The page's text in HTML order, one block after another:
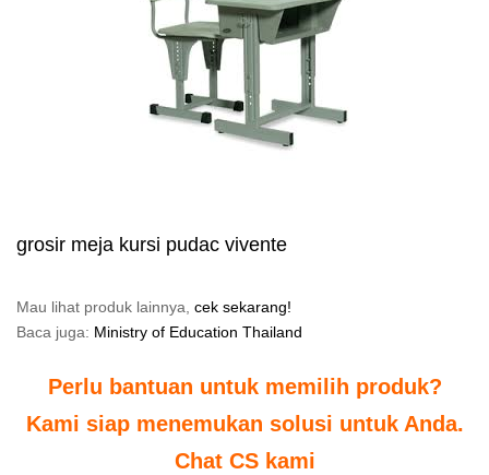
grosir meja kursi pudac vivente
Mau lihat produk lainnya, cek sekarang!
Baca juga: Ministry of Education Thailand
Perlu bantuan untuk memilih produk?
Kami siap menemukan solusi untuk Anda.
Chat CS kami